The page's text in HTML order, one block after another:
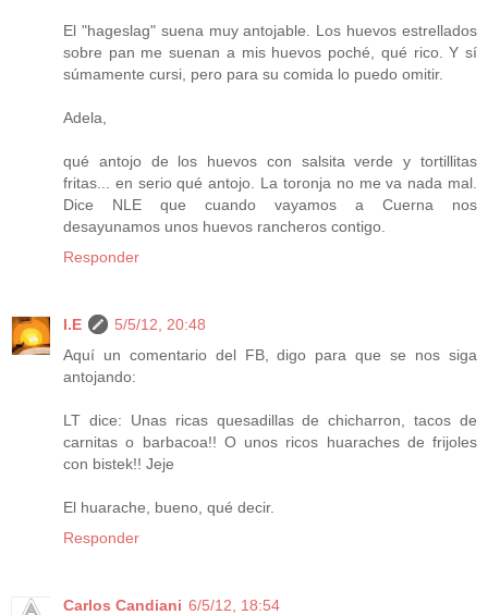
El "hageslag" suena muy antojable. Los huevos estrellados
sobre pan me suenan a mis huevos poché, qué rico. Y sí
súmamente cursi, pero para su comida lo puedo omitir.
Adela,
qué antojo de los huevos con salsita verde y tortillitas
fritas... en serio qué antojo. La toronja no me va nada mal.
Dice NLE que cuando vayamos a Cuerna nos
desayunamos unos huevos rancheros contigo.
Responder
I.E
5/5/12, 20:48
Aquí un comentario del FB, digo para que se nos siga
antojando:
LT dice: Unas ricas quesadillas de chicharron, tacos de
carnitas o barbacoa!! O unos ricos huaraches de frijoles
con bistek!! Jeje
El huarache, bueno, qué decir.
Responder
Carlos Candiani 6/5/12, 18:54